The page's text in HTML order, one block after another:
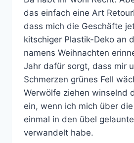
das einfach eine Art
dass mich die Geschäfte
kitschiger Plastik-Deko an
namens Weihnachten
Jahr dafür sorgt, dass mir
Schmerzen grünes Fell
Werwölfe ziehen winselnd
ein, wenn ich mich über
einmal in den übel
verwandelt habe.